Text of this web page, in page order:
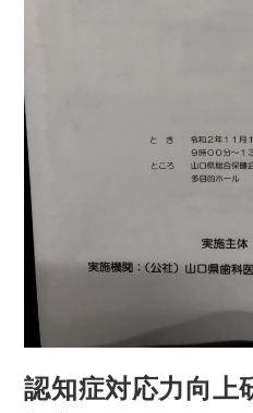
認知症対応力向上